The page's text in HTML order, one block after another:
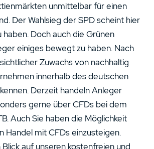
unmittelbar für einen
Der Wahlsieg der SPD scheint hier
Doch auch die Grünen
einiges bewegt zu haben. Nach
Zuwachs von nachhaltig
innerhalb des deutschen
Derzeit handeln Anleger
gerne über CFDs bei dem
Auch Sie haben die Möglichkeit
Handel mit CFDs einzusteigen.
auf unseren kostenfreien und